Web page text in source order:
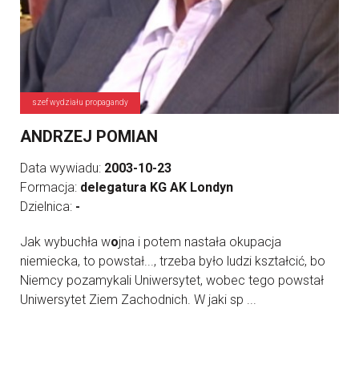
szef wydziału propagandy
ANDRZEJ POMIAN
Data wywiadu: 2003-10-23
Formacja: delegatura KG AK Londyn
Dzielnica: -
Jak wybuchła wojna i potem nastała okupacja
niemiecka, to powstał..., trzeba było ludzi kształcić, bo
Niemcy pozamykali Uniwersytet, wobec tego powstał
Uniwersytet Ziem Zachodnich. W jaki sp ...